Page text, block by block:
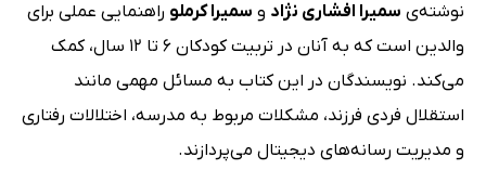
نوشته‌ی سمیرا افشاری نژاد و سمیرا کرملو راهنمایی عملی برای
والدین است که به آنان در تربیت کودکان 6 تا 12 سال، کمک
می‌کند. نویسندگان در این کتاب به مسائل مهمی مانند
استقلال فردی فرزند، مشکلات مربوط به مدرسه، اختلالات رفتاری
و مدیریت رسانه‌های دیجیتال می‌پردازند.